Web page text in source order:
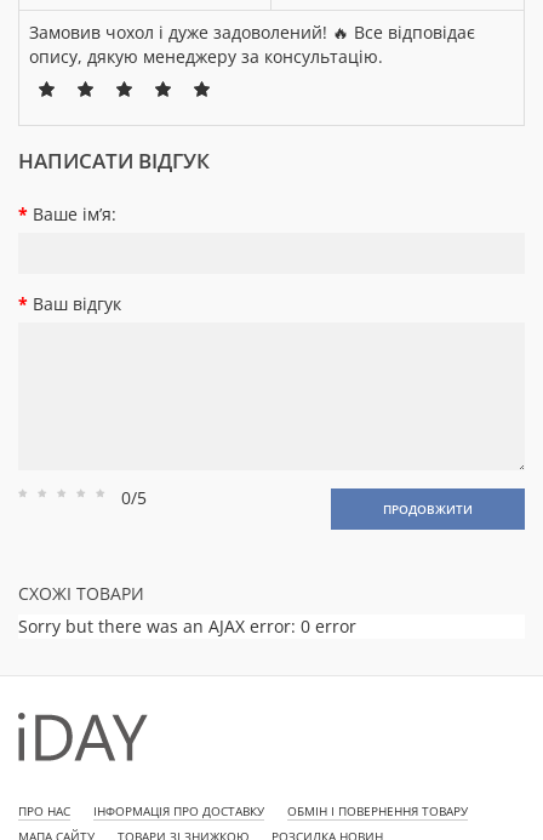
Замовив чохол і дуже задоволений! 🔥 Все відповідає
опису, дякую менеджеру за консультацію.
НАПИСАТИ ВІДГУК
Ваше ім’я:
Ваш відгук
Рейтинг
Рейтинг
Рейтинг
Рейтинг
Рейтинг
0/5 ПРОДОВЖИТИ
СХОЖІ ТОВАРИ
Sorry but there was an AJAX error: 0 error
ПРО НАС ІНФОРМАЦІЯ ПРО ДОСТАВКУ
ОБМІН І ПОВЕРНЕННЯ ТОВАРУ
МАПА САЙТУ
ТОВАРИ ЗІ ЗНИЖКОЮ РОЗСИЛКА НОВИН